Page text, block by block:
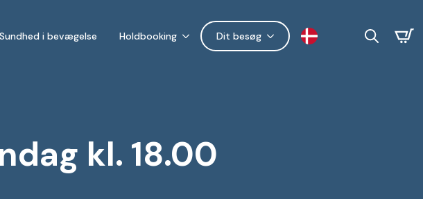
Sundhed i bevægelse Holdbooking Dit besøg
kl. 18.00